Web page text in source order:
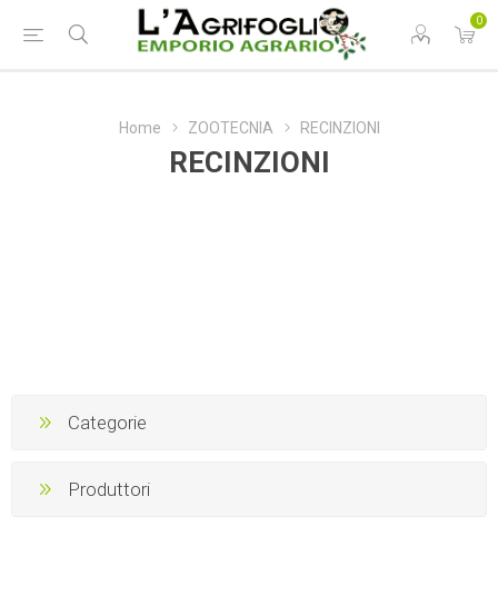
0
Home ZOOTECNIA RECINZIONI
RECINZIONI
Categorie
Produttori